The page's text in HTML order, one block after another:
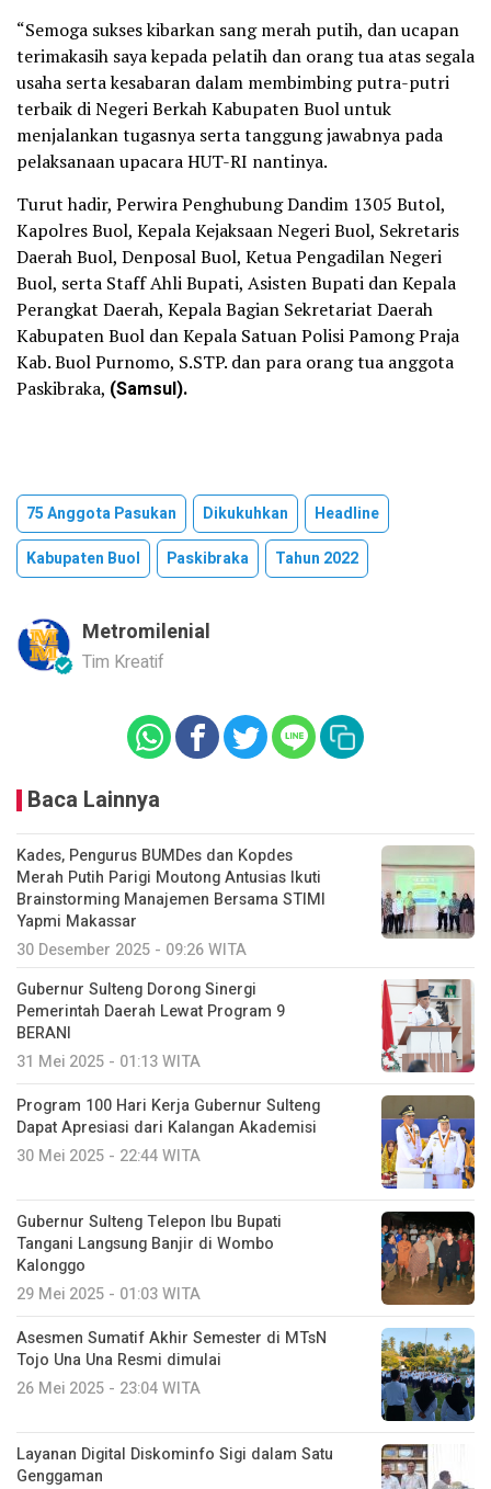
“Semoga sukses kibarkan sang merah putih, dan ucapan
terimakasih saya kepada pelatih dan orang tua atas segala
usaha serta kesabaran dalam membimbing putra-putri
terbaik di Negeri Berkah Kabupaten Buol untuk
menjalankan tugasnya serta tanggung jawabnya pada
pelaksanaan upacara HUT-RI nantinya.
Turut hadir, Perwira Penghubung Dandim 1305 Butol,
Kapolres Buol, Kepala Kejaksaan Negeri Buol, Sekretaris
Daerah Buol, Denposal Buol, Ketua Pengadilan Negeri
Buol, serta Staff Ahli Bupati, Asisten Bupati dan Kepala
Perangkat Daerah, Kepala Bagian Sekretariat Daerah
Kabupaten Buol dan Kepala Satuan Polisi Pamong Praja
Kab. Buol Purnomo, S.STP. dan para orang tua anggota
Paskibraka, (Samsul).
75 Anggota Pasukan Dikukuhkan
Headline
Kabupaten Buol
Paskibraka Tahun 2022
Metromilenial
Tim Kreatif
Baca Lainnya
Kades, Pengurus BUMDes dan Kopdes
Merah Putih Parigi Moutong Antusias Ikuti
Brainstorming Manajemen Bersama STIMI
Yapmi Makassar
30 Desember 2025 - 09:26 WITA
Gubernur Sulteng Dorong Sinergi
Pemerintah Daerah Lewat Program 9
BERANI
31 Mei 2025 - 01:13 WITA
Program 100 Hari Kerja Gubernur Sulteng
Dapat Apresiasi dari Kalangan Akademisi
30 Mei 2025 - 22:44 WITA
Gubernur Sulteng Telepon Ibu Bupati
Tangani Langsung Banjir di Wombo
Kalonggo
29 Mei 2025 - 01:03 WITA
Asesmen Sumatif Akhir Semester di MTsN
Tojo Una Una Resmi dimulai
26 Mei 2025 - 23:04 WITA
Layanan Digital Diskominfo Sigi dalam Satu
Genggaman